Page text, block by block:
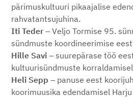
pärimuskultuuri pikaajalise
rahvatantsujuhina.
Iti Teder – Veljo Tormise 95.
sündmuste koordineerimise
Hille Savi – suurepärase töö
kultuurisündmuste
Heli Sepp – panuse eest
koorimuusika edendamisel